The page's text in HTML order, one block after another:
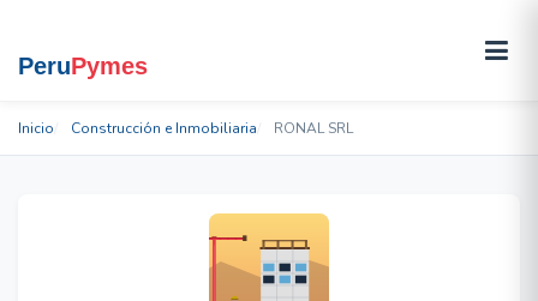
Inicio Construcción e Inmobiliaria RONAL SRL